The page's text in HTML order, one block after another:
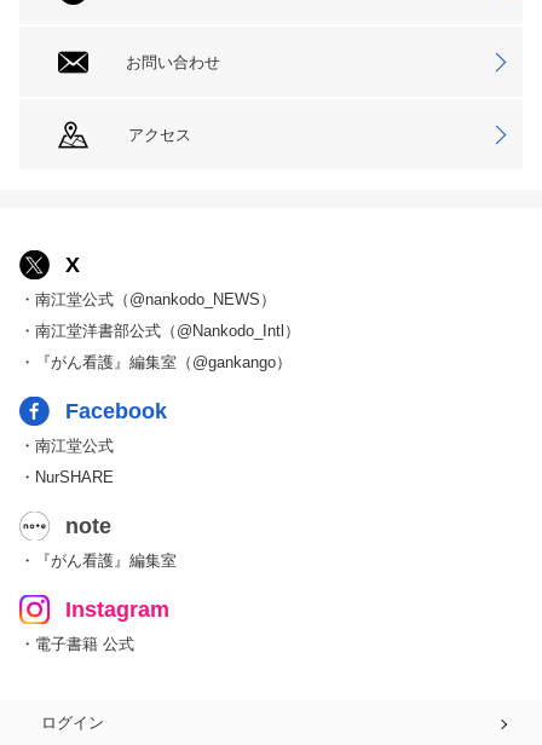
お問い合わせ
アクセス
X
・南江堂公式（@nankodo_NEWS）
・南江堂洋書部公式（@Nankodo_Intl）
・『がん看護』編集室（@gankango）
Facebook
・南江堂公式
・NurSHARE
note
・『がん看護』編集室
Instagram
・電子書籍 公式
ログイン